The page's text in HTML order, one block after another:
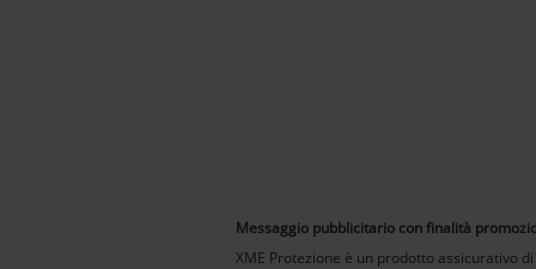
Messaggio pubblicitario con finalità
XME Protezione è un prodotto assicurativo